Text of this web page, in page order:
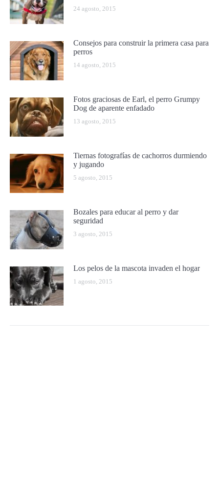
24 agosto, 2015
Consejos para construir la primera casa para
perros
14 agosto, 2015
Fotos graciosas de Earl, el perro Grumpy
Dog de aparente enfadado
13 agosto, 2015
Tiernas fotografías de cachorros durmiendo
y jugando
5 agosto, 2015
Bozales para educar al perro y dar
seguridad
3 agosto, 2015
Los pelos de la mascota invaden el hogar
1 agosto, 2015